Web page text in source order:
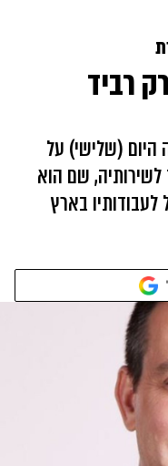
רביד
(שלישי) על
שם הוא
בארץ